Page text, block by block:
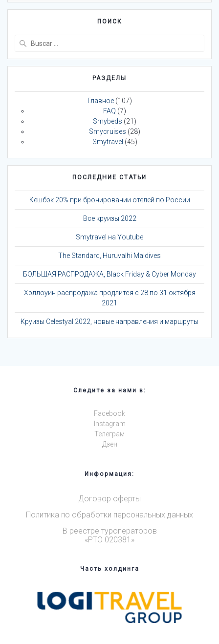
ПОИСК
РАЗДЕЛЫ
Главное(107)
FAQ (7)
Smybeds (21)
Smycruises (28)
Smytravel (45)
ПОСЛЕДНИЕ СТАТЬИ
Кешбэк 20% при бронировании отелей по России
Все круизы 2022
Smytravel на Youtube
The Standard, Huruvalhi Maldives
БОЛЬШАЯ РАСПРОДАЖА, Black Friday & Cyber Monday
Хэллоуин распродажа продлится с 28 по 31 октября
2021
Круизы Celestyal 2022, новые направления и маршруты
Следите за нами в:
Facebook
Instagram
Телеграм
Дзен
Информация:
Договор оферты
Политика по обработки персональных данных
В реестре туроператоров
«РТО 020381»
Часть холдинга